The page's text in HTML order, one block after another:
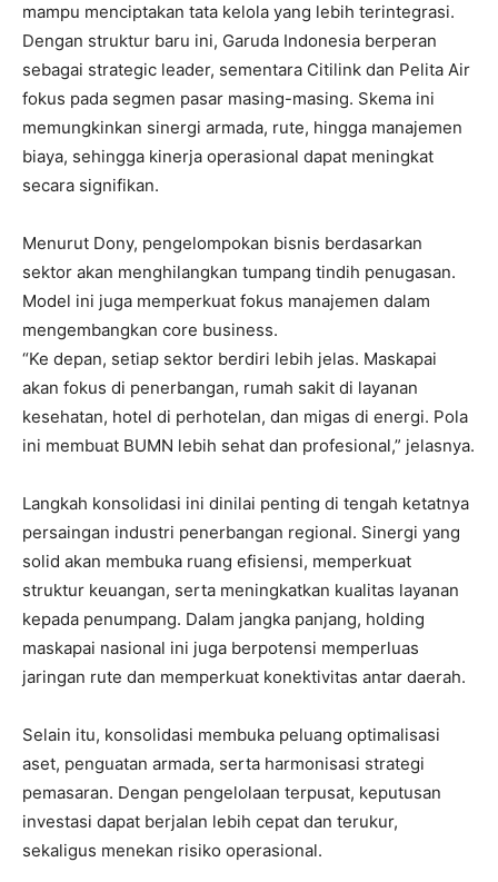
mampu menciptakan tata kelola yang lebih terintegrasi.
Dengan struktur baru ini, Garuda Indonesia berperan
sebagai strategic leader, sementara Citilink dan Pelita Air
fokus pada segmen pasar masing-masing. Skema ini
memungkinkan sinergi armada, rute, hingga manajemen
biaya, sehingga kinerja operasional dapat meningkat
secara signifikan.
Menurut Dony, pengelompokan bisnis berdasarkan
sektor akan menghilangkan tumpang tindih penugasan.
Model ini juga memperkuat fokus manajemen dalam
mengembangkan core business.
“Ke depan, setiap sektor berdiri lebih jelas. Maskapai
akan fokus di penerbangan, rumah sakit di layanan
kesehatan, hotel di perhotelan, dan migas di energi. Pola
ini membuat BUMN lebih sehat dan profesional,” jelasnya.
Langkah konsolidasi ini dinilai penting di tengah ketatnya
persaingan industri penerbangan regional. Sinergi yang
solid akan membuka ruang efisiensi, memperkuat
struktur keuangan, serta meningkatkan kualitas layanan
kepada penumpang. Dalam jangka panjang, holding
maskapai nasional ini juga berpotensi memperluas
jaringan rute dan memperkuat konektivitas antar daerah.
Selain itu, konsolidasi membuka peluang optimalisasi
aset, penguatan armada, serta harmonisasi strategi
pemasaran. Dengan pengelolaan terpusat, keputusan
investasi dapat berjalan lebih cepat dan terukur,
sekaligus menekan risiko operasional.